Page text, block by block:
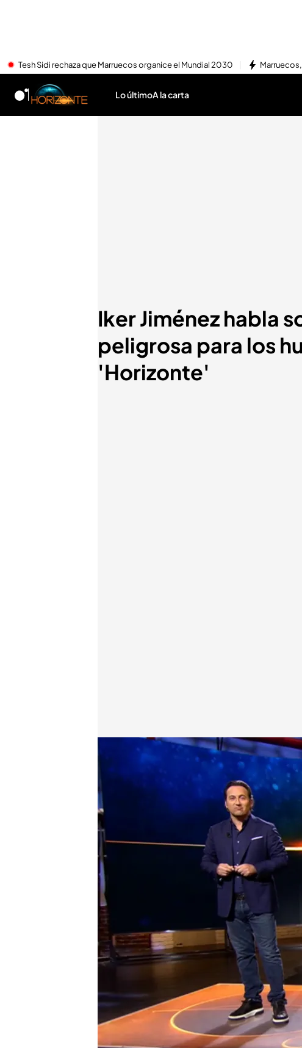
Tesh Sidi rechaza que Marruecos organice el Mundial 2030
Lo últimoA la carta
Iker Jiménez habla
peligrosa para los
'Horizonte'
El nuevo programa de 'Horizonte', este jueves a las 22.50
16 ABR 2024 - 18:16h.
Iker Jiménez tratará casos
peligrosa para los humanos
¡No te pierdas el nuevo
El jueves 18 de abril a las
Compartir
Iker Jiménez y Carmen Porter
'Horizonte'en el que se
ocasionar estragos en la vida
que casi mata a su creador,